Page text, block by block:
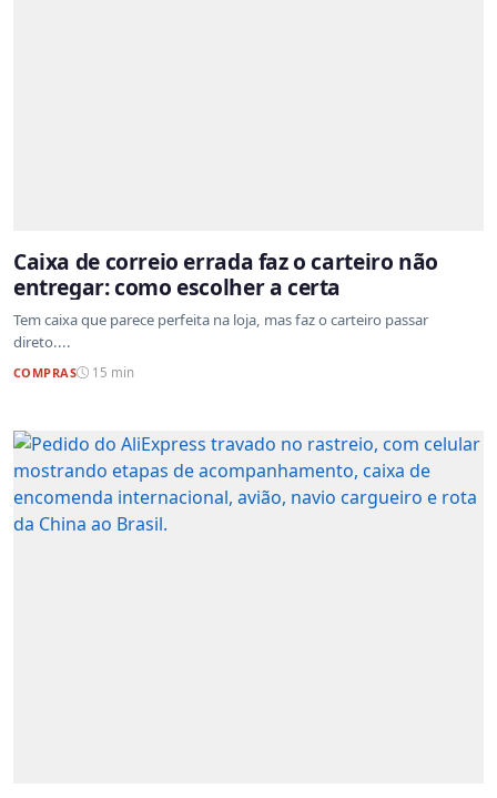
Caixa de correio errada faz o carteiro não
entregar: como escolher a certa
Tem caixa que parece perfeita na loja, mas faz o carteiro passar
direto....
COMPRAS 15 min